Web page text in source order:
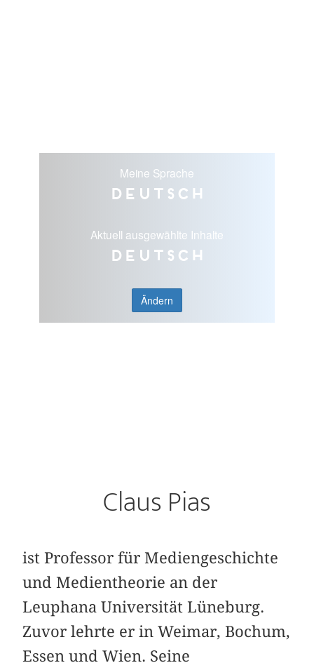
Meine Sprache
Deutsch
Aktuell ausgewählte Inhalte
Deutsch
Ändern
Claus Pias
ist Professor für Mediengeschichte
und Medientheorie an der
Leuphana Universität Lüneburg.
Zuvor lehrte er in Weimar, Bochum,
Essen und Wien. Seine